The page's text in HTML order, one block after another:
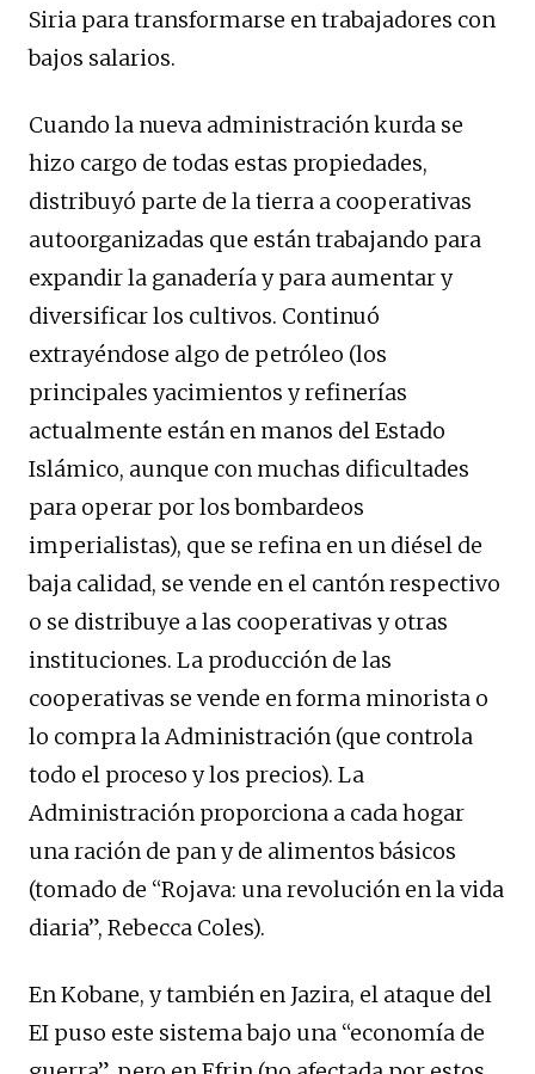
Siria para transformarse en trabajadores con
bajos salarios.
Cuando la nueva administración kurda se
hizo cargo de todas estas propiedades,
distribuyó parte de la tierra a cooperativas
autoorganizadas que están trabajando para
expandir la ganadería y para aumentar y
diversificar los cultivos. Continuó
extrayéndose algo de petróleo (los
principales yacimientos y refinerías
actualmente están en manos del Estado
Islámico, aunque con muchas dificultades
para operar por los bombardeos
imperialistas), que se refina en un diésel de
baja calidad, se vende en el cantón respectivo
o se distribuye a las cooperativas y otras
instituciones. La producción de las
cooperativas se vende en forma minorista o
lo compra la Administración (que controla
todo el proceso y los precios). La
Administración proporciona a cada hogar
una ración de pan y de alimentos básicos
(tomado de “Rojava: una revolución en la vida
diaria”, Rebecca Coles).
En Kobane, y también en Jazira, el ataque del
EI puso este sistema bajo una “economía de